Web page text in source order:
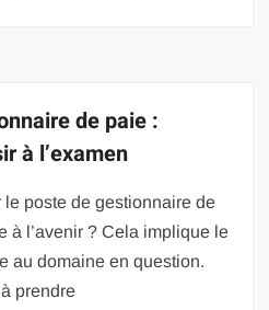
de paie :
à l’examen
poste de gestionnaire de
à l’avenir ? Cela implique le
au domaine en question.
prendre